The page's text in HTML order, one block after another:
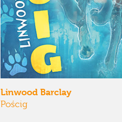
Linwood Barclay
Pościg